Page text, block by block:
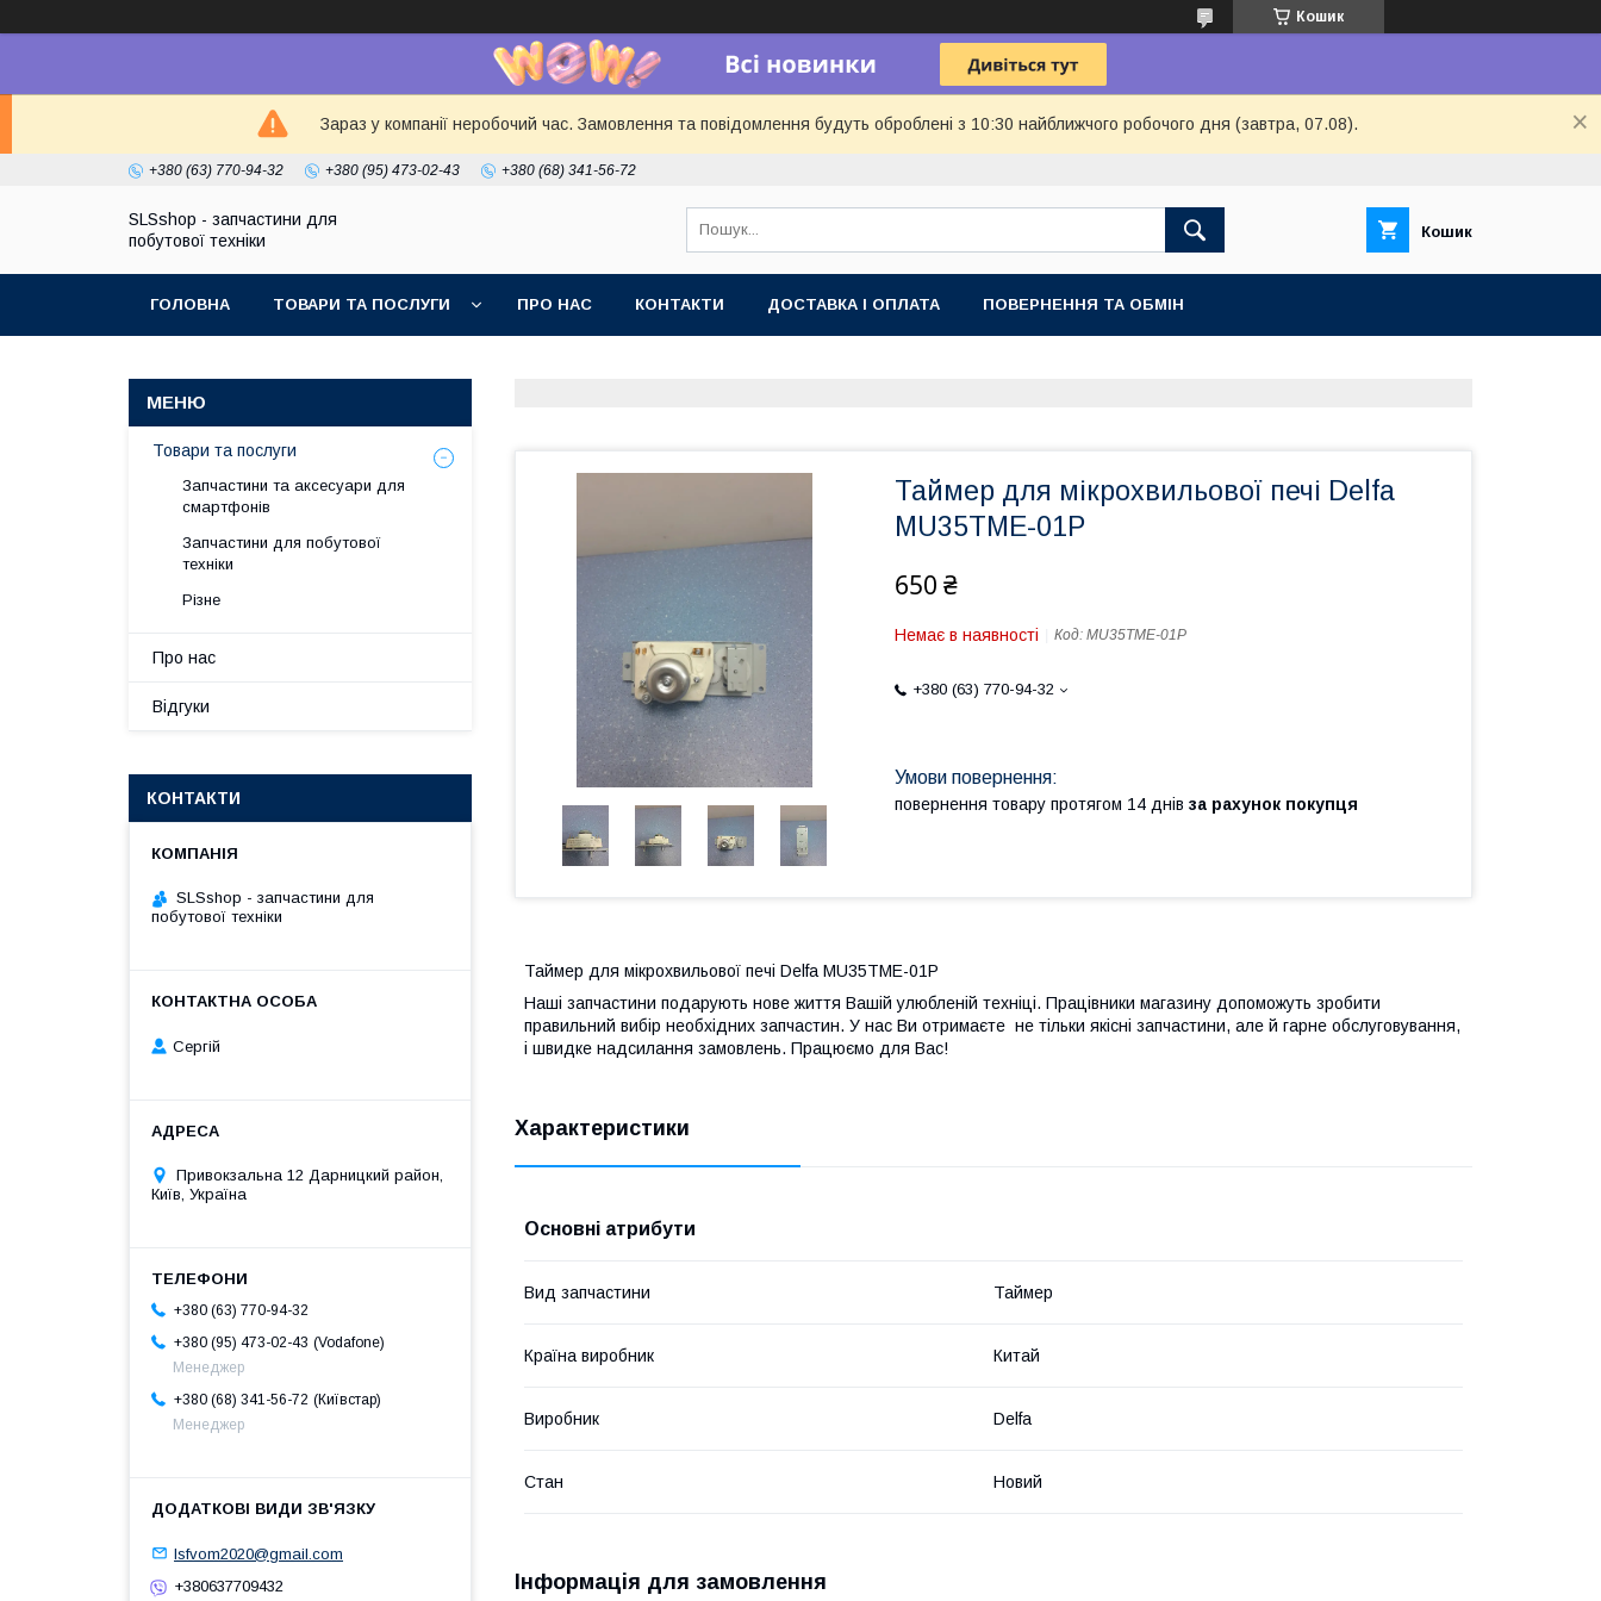
Кошик
Зараз у компанії неробочий час. Замовлення та повідомлення будуть оброблені з 10:30 найближчого робочого дня (завтра, 07.08).
+380 (63) 770-94-32 +380 (95) 473-02-43 +380 (68) 341-56-72
SLSshop - запчастини для
побутової техніки
Кошик
ГОЛОВНА ТОВАРИ ТА ПОСЛУГИ ПРО НАС КОНТАКТИ ДОСТАВКА І ОПЛАТА ПОВЕРНЕННЯ ТА ОБМІН
Таймер для мікрохвильової печі Delfa
MU35TME-01P
650 ₴
Немає в наявності Код: MU35TME-01P
+380 (63) 770-94-32
повернення товару протягом 14 днів за рахунок покупця
Таймер для мікрохвильової печі Delfa MU35TME-01P
Наші запчастини подарують нове життя Вашій улюбленій техніці. Працівники магазину допоможуть зробити
правильний вибір необхідних запчастин. У нас Ви отримаєте не тільки якісні запчастини, але й гарне обслуговування,
і швидке надсилання замовлень. Працюємо для Вас!
Характеристики
Основні атрибути
Вид запчастини Таймер
Країна виробник Китай
Виробник Delfa
Стан Новий
Інформація для замовлення
Товари та послуги
Запчастини та аксесуари для
смартфонів
Запчастини для побутової
техніки
Різне
Про нас
Відгуки
КОНТАКТИ
SLSshop - запчастини для
побутової техніки
Сергій
Привокзальна 12 Дарницкий район,
Київ, Україна
+380 (63) 770-94-32
+380 (95) 473-02-43
Vodafone
Менеджер
+380 (68) 341-56-72
Київстар
Менеджер
lsfvom2020@gmail.com
+380637709432